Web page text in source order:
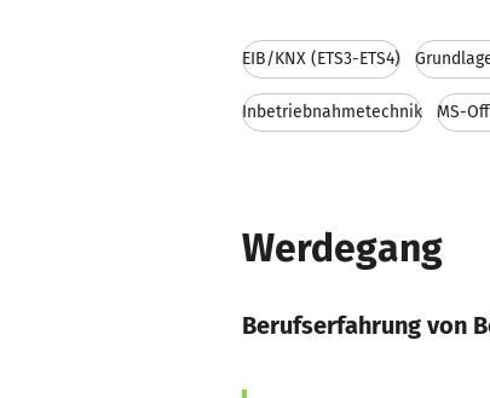
EIB/KNX (ETS3-ETS4)
Inbetriebnahmetechnik MS-
Werdegang
Berufserfahrung von